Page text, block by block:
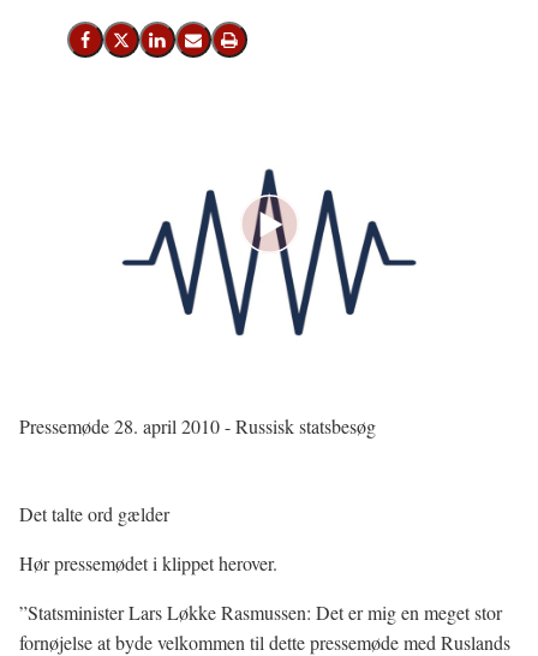
Del på Facebook
Del på X (Twitter)
Del på LinkedIn
Send email
Print
Pressemøde 28. april 2010 - Russisk statsbesøg
Det talte ord gælder
Hør pressemødet i klippet herover.
”Statsminister Lars Løkke Rasmussen: Det er mig en meget stor
fornøjelse at byde velkommen til dette pressemøde med Ruslands